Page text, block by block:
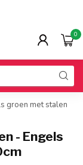
0
groen met stalen
- Engels